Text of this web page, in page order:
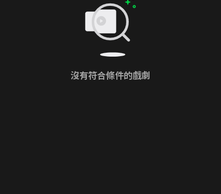
沒有符合條件的戲劇